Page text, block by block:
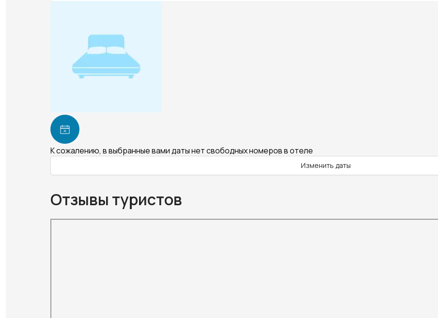
К сожалению, в выбранные вами даты нет свободных номеров в отеле
Изменить даты
Отзывы туристов